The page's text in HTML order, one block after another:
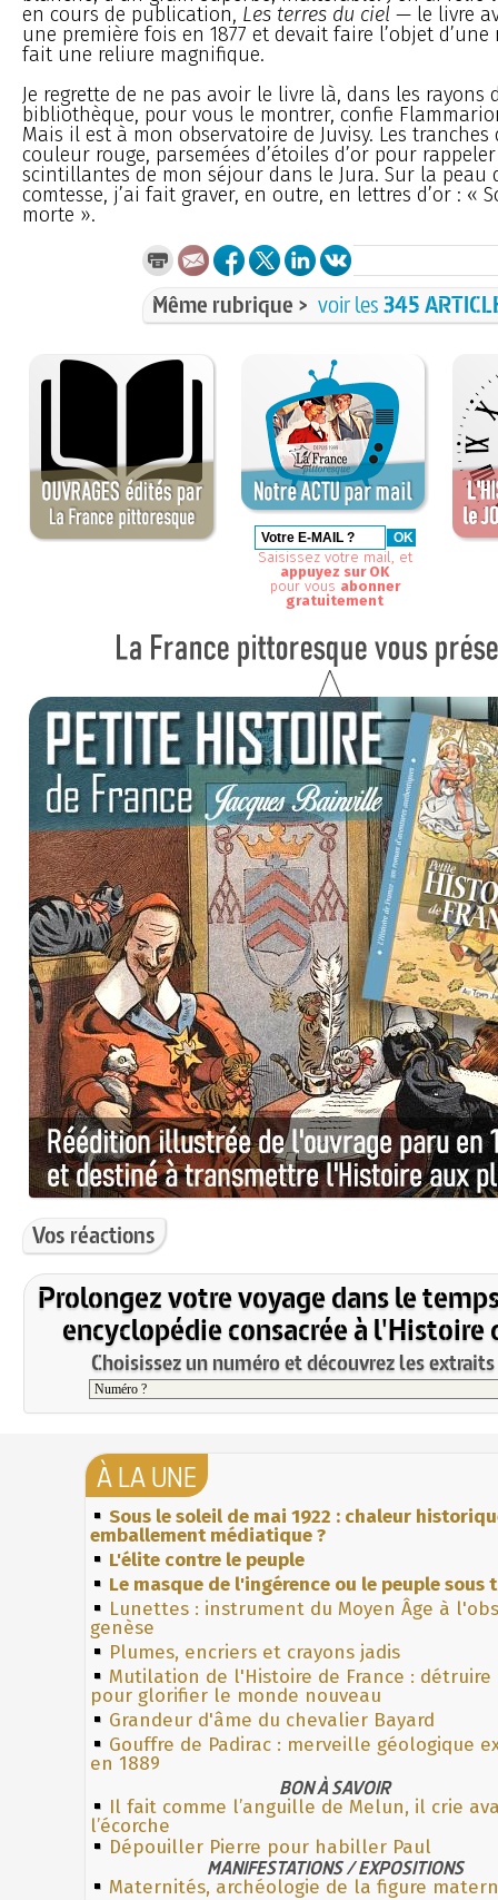
en cours de publication, Les terres du ciel — le livre
une première fois en 1877 et devait faire l’objet
fait une reliure magnifique.
Je regrette de ne pas avoir le livre là, dans les rayons
bibliothèque, pour vous le montrer, confie
Mais il est à mon observatoire de Juvisy. Les
couleur rouge, parsemées d’étoiles d’or pour
scintillantes de mon séjour dans le Jura. Sur la peau
comtesse, j’ai fait graver, en outre, en lettres d’or : «
morte ».
Même rubrique > voir les345
Saisissez votre mail, et
appuyez sur OK
pour vous abonner
gratuitement
Vos réactions
Prolongez votre voyage dans le
encyclopédie consacrée à l'Histoire
Choisissez un numéro et découvrez les
À LA UNE
Sous le soleil de mai 1922 : chaleur
emballement médiatique ?
L'élite contre le peuple
Le masque de l'ingérence ou le peuple sous
Lunettes : instrument du Moyen Âge à
genèse
Plumes, encriers et crayons jadis
Mutilation de l'Histoire de France : détruire
pour glorifier le monde nouveau
Grandeur d'âme du chevalier Bayard
Gouffre de Padirac : merveille géologique
en 1889
BON À SAVOIR
Il fait comme l’anguille de Melun, il crie
l’écorche
Dépouiller Pierre pour habiller Paul
MANIFESTATIONS / EXPOSITIONS
Maternités, archéologie de la figure